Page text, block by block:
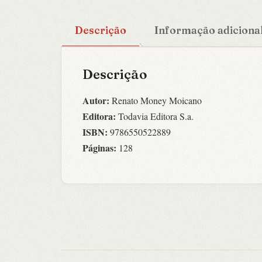
Descrição Informação
Descrição
Autor: Renato Money Moicano
Editora: Todavia Editora S.a.
ISBN: 9786550522889
Páginas: 128